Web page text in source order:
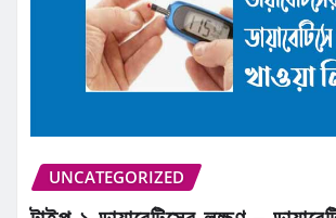
UNCATEGORIZED